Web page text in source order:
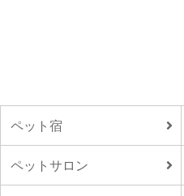
ペット宿
ペットサロン